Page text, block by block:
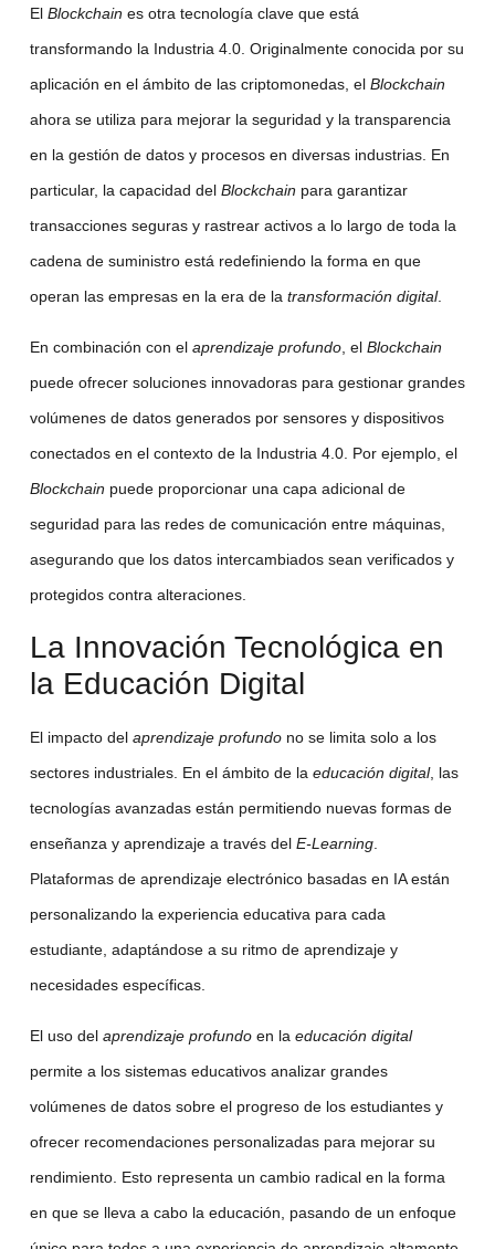
El Blockchain es otra tecnología clave que está
transformando la Industria 4.0. Originalmente conocida por su
aplicación en el ámbito de las criptomonedas, el Blockchain
ahora se utiliza para mejorar la seguridad y la transparencia
en la gestión de datos y procesos en diversas industrias. En
particular, la capacidad del Blockchain para garantizar
transacciones seguras y rastrear activos a lo largo de toda la
cadena de suministro está redefiniendo la forma en que
operan las empresas en la era de la transformación digital.
En combinación con el aprendizaje profundo, el Blockchain
puede ofrecer soluciones innovadoras para gestionar grandes
volúmenes de datos generados por sensores y dispositivos
conectados en el contexto de la Industria 4.0. Por ejemplo, el
Blockchain puede proporcionar una capa adicional de
seguridad para las redes de comunicación entre máquinas,
asegurando que los datos intercambiados sean verificados y
protegidos contra alteraciones.
La Innovación Tecnológica en
la Educación Digital
El impacto del aprendizaje profundono se limita solo a los
sectores industriales. En el ámbito de la educación digital, las
tecnologías avanzadas están permitiendo nuevas formas de
enseñanza y aprendizaje a través del E-Learning.
Plataformas de aprendizaje electrónico basadas en IA están
personalizando la experiencia educativa para cada
estudiante, adaptándose a su ritmo de aprendizaje y
necesidades específicas.
El uso del aprendizaje profundoen la educación digital
permite a los sistemas educativos analizar grandes
volúmenes de datos sobre el progreso de los estudiantes y
ofrecer recomendaciones personalizadas para mejorar su
rendimiento. Esto representa un cambio radical en la forma
en que se lleva a cabo la educación, pasando de un enfoque